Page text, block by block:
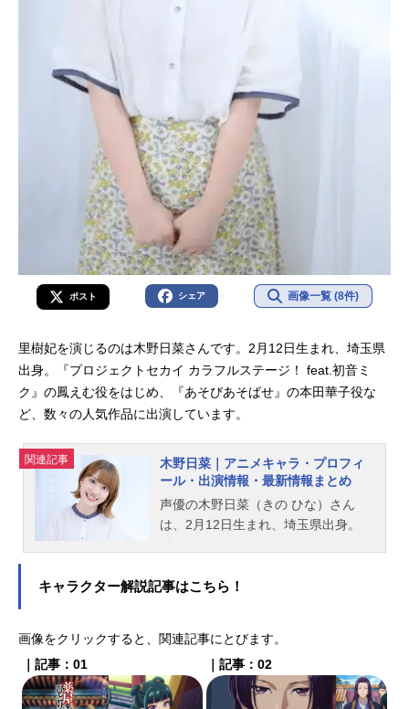
ポスト シェア 画像一覧 (8件)
里樹妃を演じるのは木野日菜さんです。2月12日生まれ、埼玉県
出身。『プロジェクトセカイ カラフルステージ！ feat.初音ミ
ク』の鳳えむ役をはじめ、『あそびあそばせ』の本田華子役な
ど、数々の人気作品に出演しています。
関連記事
木野日菜｜アニメキャラ・プロフィ
ール・出演情報・最新情報まとめ
声優の木野日菜（きの ひな）さん
は、2月12日生まれ、埼玉県出身。
はじめ、『あそびあそばせ』の本田
は、木野日菜さんのオススメ記事を
キャラクター解説記事はこちら！
画像をクリックすると、関連記事にとびます。
｜記事：01
｜記事：02